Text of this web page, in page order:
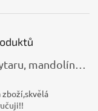
je 5 z 5 hvězdiček.